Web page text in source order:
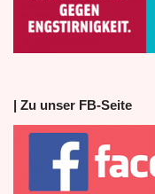
| Zu unser FB-Seite